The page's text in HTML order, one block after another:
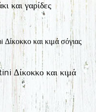
και γαρίδες
Δίκοκκο και κιμά